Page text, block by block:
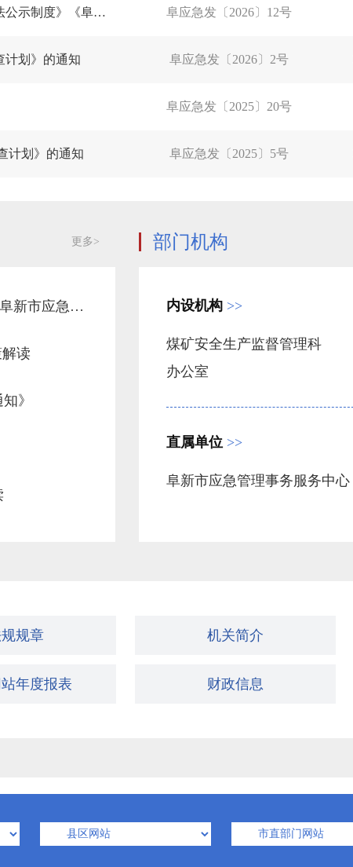
阜新市应急管理局关于印发《阜新市应急管理局行政执法公示制度》《阜新市应急管理局行政执法全过程记录制度》《阜新市应急管理局重大行政执法决定法制审核制度》的通知 阜应急发〔2026〕12号
计划》的通知 阜应急发〔2026〕2号
阜应急发〔2025〕20号
计划》的通知 阜应急发〔2025〕5号
更多>
《关于调整<应急管理行政处罚裁量权基准>和<阜新市应急管理局行政处罚裁量权基准>的通知》解读
读
》
部门机构
内设机构 >>
煤矿安全生产监督管理科
办公室
直属单位 >>
阜新市应急管理事务服务中心
规章 机关简介
年度报表 财政信息